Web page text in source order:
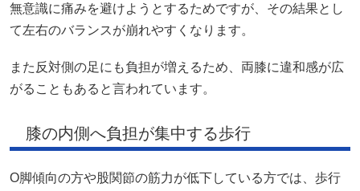
無意識に痛みを避けようとするためですが、その結果とし
て左右のバランスが崩れやすくなります。
また反対側の足にも負担が増えるため、両膝に違和感が広
がることもあると言われています。
膝の内側へ負担が集中する歩行
O脚傾向の方や股関節の筋力が低下している方では、歩行